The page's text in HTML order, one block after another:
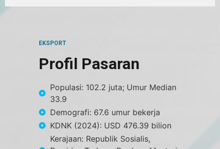
EKSPORT
Profil Pasaran
Populasi: 102.2 juta; Umur Median
33.9
Demografi: 67.6 umur bekerja
KDNK (2024): USD 476.39 bilion
Kerajaan: Republik Sosialis,